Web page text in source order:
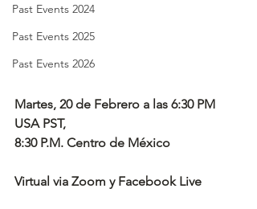
Past Events 2024
Past Events 2025
Past Events 2026
Martes, 20 de Febrero a las 6:30 PM
USA PST,
8:30 P.M. Centro de México
Virtual via Zoom y Facebook Live